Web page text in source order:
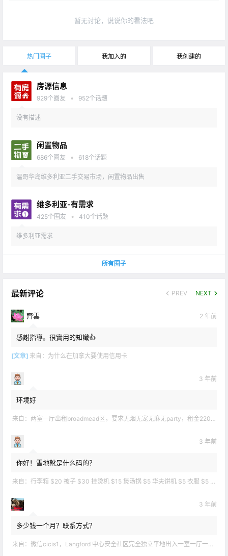
暂无讨论，说说你的看法吧
热门圈子 我加入的 我创建的
房源信息
929个圈友 • 952个话题
没有描述
闲置物品
686个圈友 • 618个话题
温哥华岛维多利亚二手交易市场，闲置物品出售
维多利亚-有需求
425个圈友 • 410个话题
维多利亚需求
所有圈子
最新评论 PREV NEXT
齊雲 2 年前
感謝指導。很實用的知識👍
[文章] 来自： 为什么在加拿大要使用信用卡
3 年前
环境好
来自： 两室一厅出租broadmead区，要求无烟无宠无麻无party，租金2200不包水电有意短信联系2508858496
3 年前
你好！雪地靴是什么码的？
来自： 行李箱 $20 被子 $30 挂烫机 $15 煲汤锅 $5 华夫饼机 $5 衣服 $5 雪地靴 $10 滑雪手套 $10 宜家衣物收纳 .
3 年前
多少钱一个月？联系方式？
来自： 微信cicis1，Langford 中心安全社区完全独立平地出入一室一厅一书房步行5分钟到公车站和商业圈 有后花园和.